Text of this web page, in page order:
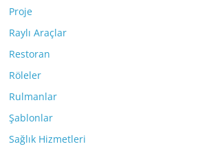
Proje
Raylı Araçlar
Restoran
Röleler
Rulmanlar
Şablonlar
Sağlık Hizmetleri